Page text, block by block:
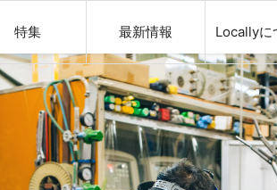
特集 最新情報 Locallyに